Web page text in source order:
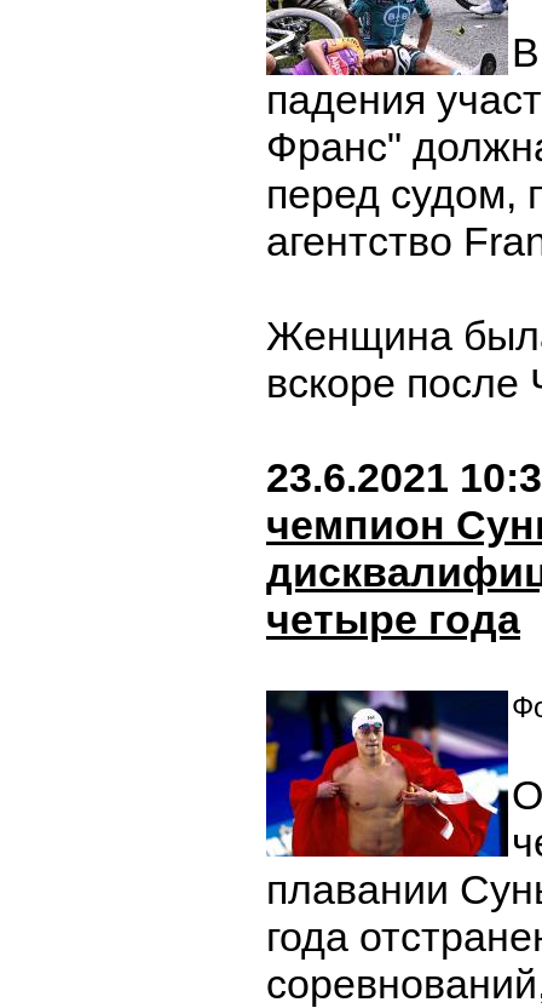
падения
Франс"
перед судом,
агентство
Женщина
вскоре
23.6.2021
чемпион
четыре года
плавании
года